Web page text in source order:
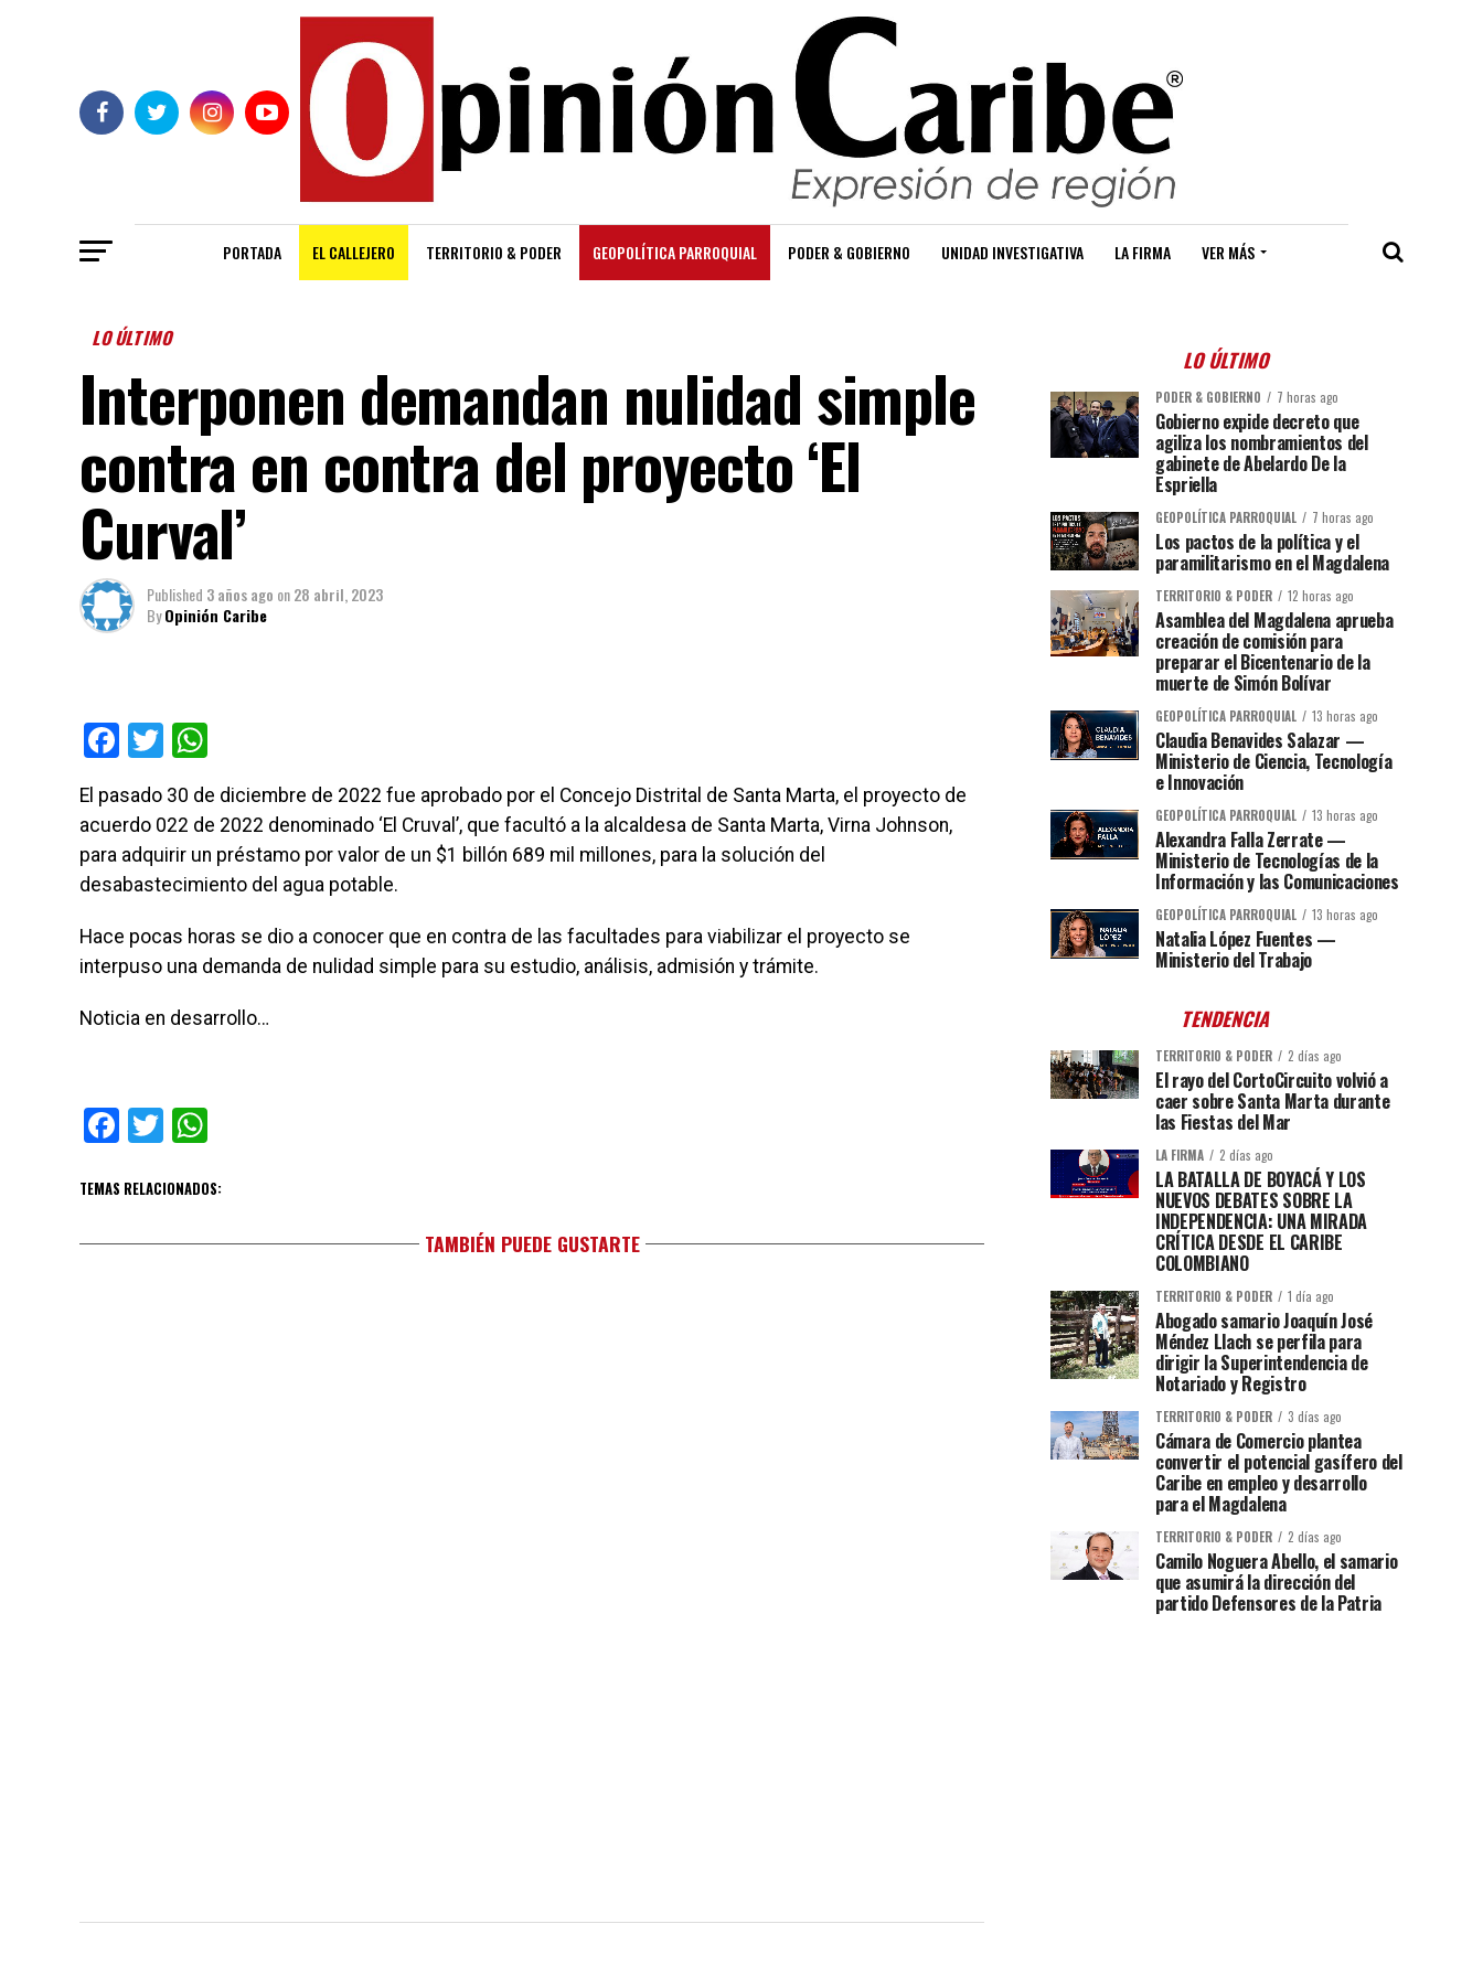
PORTADA EL CALLEJERO TERRITORIO & PODER GEOPOLÍTICA PARROQUIAL PODER & GOBIERNO UNIDAD INVESTIGATIVA LA FIRMA VER MÁS
LO ÚLTIMO
Interponen demandan nulidad simple
contra en contra del proyecto ‘El
Curval’
Published 3 años ago on28 abril, 2023
ByOpinión Caribe
Facebook
Twitter
El pasado 30 de diciembre de 2022 fue aprobado por el Concejo Distrital de Santa Marta, el proyecto de
acuerdo 022 de 2022 denominado ‘El Cruval’, que facultó a la alcaldesa de Santa Marta, Virna Johnson,
para adquirir un préstamo por valor de un $1 billón 689 mil millones, para la solución del
desabastecimiento del agua potable.
Hace pocas horas se dio a conocer que en contra de las facultades para viabilizar el proyecto se
interpuso una demanda de nulidad simple para su estudio, análisis, admisión y trámite.
Noticia en desarrollo…
Facebook
Twitter
TEMAS RELACIONADOS:
TAMBIÉN PUEDE GUSTARTE
LO ÚLTIMO
PODER & GOBIERNO 7 horas ago
Gobierno expide decreto que
agiliza los nombramientos del
gabinete de Abelardo De la
Espriella
GEOPOLÍTICA PARROQUIAL 7 horas ago
Los pactos de la política y el
paramilitarismo en el Magdalena
TERRITORIO & PODER 12 horas ago
Asamblea del Magdalena aprueba
creación de comisión para
preparar el Bicentenario de la
muerte de Simón Bolívar
GEOPOLÍTICA PARROQUIAL 13 horas ago
Claudia Benavides Salazar —
Ministerio de Ciencia, Tecnología
e Innovación
GEOPOLÍTICA PARROQUIAL 13 horas ago
Alexandra Falla Zerrate —
Ministerio de Tecnologías de la
Información y las Comunicaciones
GEOPOLÍTICA PARROQUIAL 13 horas ago
Natalia López Fuentes —
Ministerio del Trabajo
TENDENCIA
TERRITORIO & PODER 2 días ago
El rayo del CortoCircuito volvió a
caer sobre Santa Marta durante
las Fiestas del Mar
LA FIRMA 2 días ago
LA BATALLA DE BOYACÁ Y LOS
NUEVOS DEBATES SOBRE LA
INDEPENDENCIA: UNA MIRADA
CRÍTICA DESDE EL CARIBE
COLOMBIANO
TERRITORIO & PODER 1 día ago
Abogado samario Joaquín José
Méndez Llach se perfila para
dirigir la Superintendencia de
Notariado y Registro
TERRITORIO & PODER 3 días ago
Cámara de Comercio plantea
convertir el potencial gasífero del
Caribe en empleo y desarrollo
para el Magdalena
TERRITORIO & PODER 2 días ago
Camilo Noguera Abello, el samario
que asumirá la dirección del
partido Defensores de la Patria